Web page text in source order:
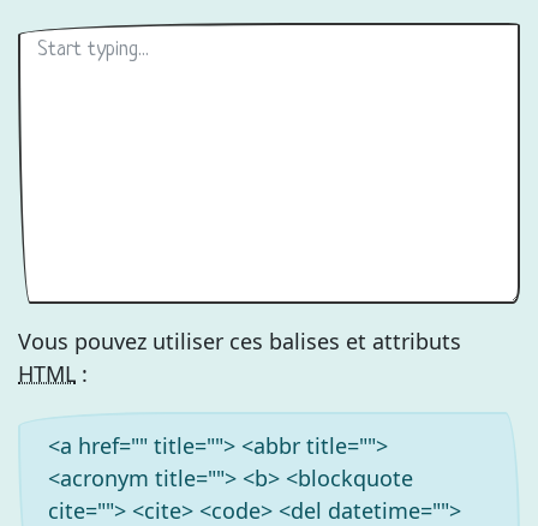
Vous pouvez utiliser ces balises et attributs
HTML :
<a href="" title=""> <abbr title="">
<acronym title=""> <b> <blockquote
cite=""> <cite> <code> <del datetime="">